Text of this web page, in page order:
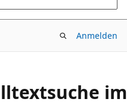
Anmelden
im